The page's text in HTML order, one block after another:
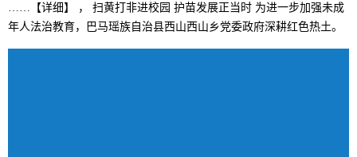
……【详细】 ， 扫黄打非进校园 护苗发展正当时 为进一步加强未成
年人法治教育，巴马瑶族自治县西山西山乡党委政府深耕红色热土。